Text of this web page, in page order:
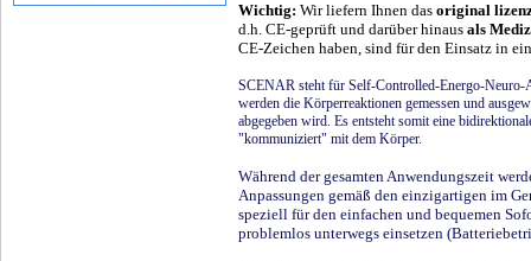
Wichtig: Wir liefern Ihnen das original
d.h. CE-geprüft und darüber hinaus als
CE-Zeichen haben, sind für den Einsatz in
SCENAR steht für Self-Controlled-Energo-
werden die Körperreaktionen gemessen und
abgegeben wird. Es entsteht somit eine
"kommuniziert" mit dem Körper.
Während der gesamten Anwendungszeit
Anpassungen gemäß den einzigartigen im
speziell für den einfachen und bequemen
problemlos unterwegs einsetzen